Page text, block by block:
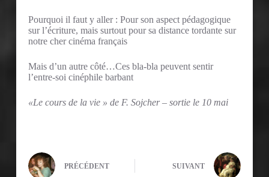
Pourquoi il faut y aller : Pour son aspect pédagogique
sur l’écriture, mais surtout pour sa distance tordante sur
notre cher cinéma français
Mais d’un autre côté…Ces bla-bla peuvent sentir
l’entre-soi cinéphile barbant
«Le cours de la vie » de F. Sojcher – sortie le 10 mai
PRÉCÉDENT SUIVANT